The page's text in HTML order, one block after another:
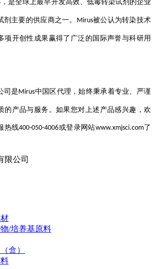
是全球上最早开发高效、低毒转染试剂的企业
主要的供应商之一。 Mirus被公认为转染技术
项开创性成果赢得了广泛的国际声誉与科研用
司是Mirus中国区代理，始终秉承着专业、严谨
的产品与服务。如果您对上述产品感兴趣，欢
热线400-050-4006或登录网站www.xmjsci.com了
/培养基原料
盒）